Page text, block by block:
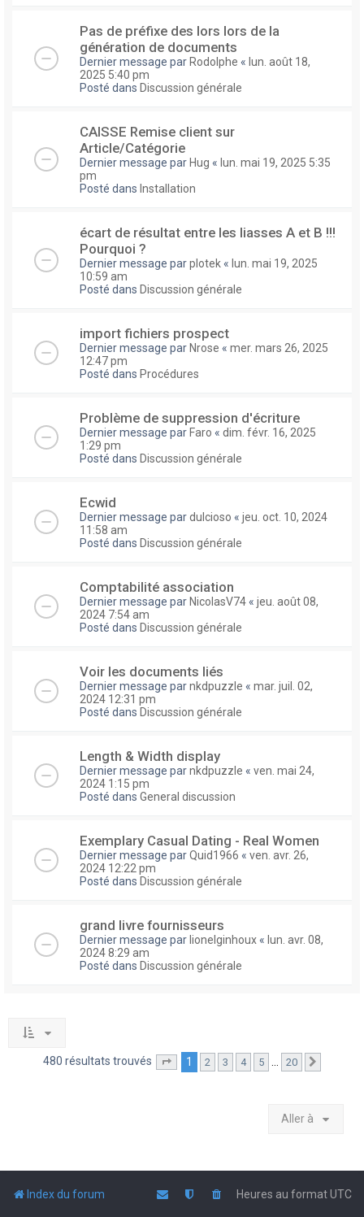
Pas de préfixe des lors lors de la
génération de documents
Dernier message par Rodolphe « lun. août 18,
2025 5:40 pm
Posté dans Discussion générale
CAISSE Remise client sur
Article/Catégorie
Dernier message par Hug « lun. mai 19, 2025 5:35
pm
Posté dans Installation
écart de résultat entre les liasses A et B !!!
Pourquoi ?
Dernier message parplotek « lun. mai 19, 2025
10:59 am
Posté dans Discussion générale
import fichiers prospect
Dernier message par Nrose « mer. mars 26, 2025
12:47 pm
Posté dans Procédures
Problème de suppression d'écriture
Dernier message par Faro « dim. févr. 16, 2025
1:29 pm
Posté dans Discussion générale
Ecwid
Dernier message pardulcioso « jeu. oct. 10, 2024
11:58 am
Posté dans Discussion générale
Comptabilité association
Dernier message par NicolasV74 « jeu. août 08,
2024 7:54 am
Posté dans Discussion générale
Voir les documents liés
Dernier message parnkdpuzzle « mar. juil. 02,
2024 12:31 pm
Posté dans Discussion générale
Length & Width display
Dernier message parnkdpuzzle « ven. mai 24,
2024 1:15 pm
Posté dans General discussion
Exemplary Сasual Dating - Real Women
Dernier message parQuid1966 « ven. avr. 26,
2024 12:22 pm
Posté dans Discussion générale
grand livre fournisseurs
Dernier message par lionelginhoux « lun. avr. 08,
2024 8:29 am
Posté dans Discussion générale
480 résultats trouvés Page sur20
1 2 3 4 5 … 20
Aller à
Index du forum Heures au formatUTC